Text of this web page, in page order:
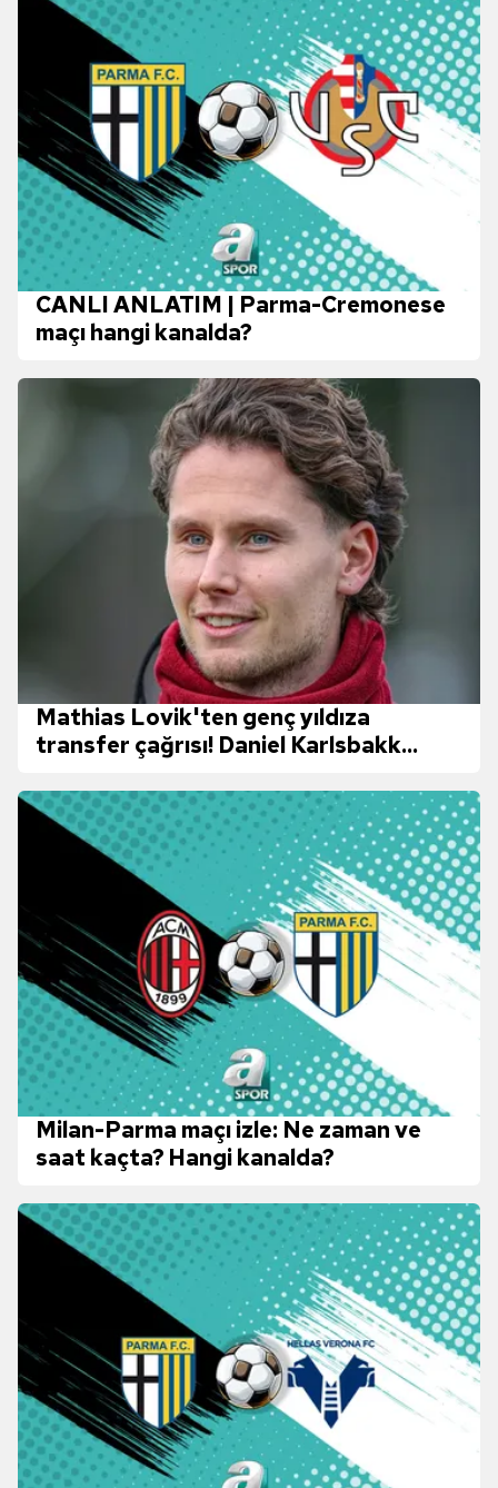
CANLI ANLATIM | Parma-Cremonese
maçı hangi kanalda?
Mathias Lovik'ten genç yıldıza
transfer çağrısı! Daniel Karlsbakk...
Milan-Parma maçı izle: Ne zaman ve
saat kaçta? Hangi kanalda?